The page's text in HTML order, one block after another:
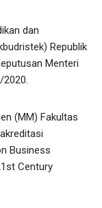
dan
Republik
Menteri
(MM) Fakultas
Business
Century